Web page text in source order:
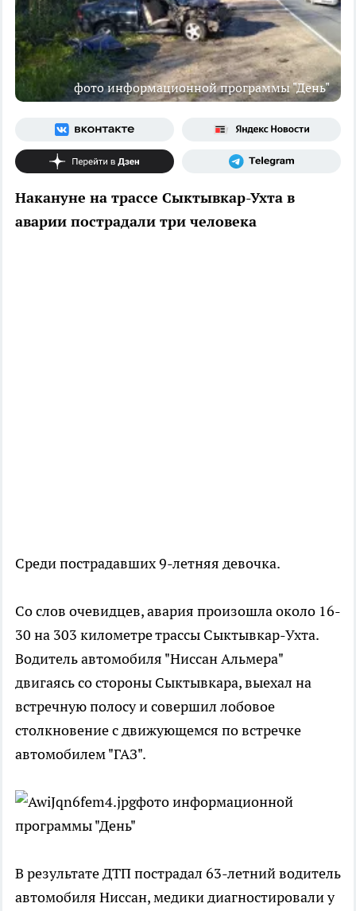
фото информационной программы "День"
Накануне на трассе Сыктывкар-Ухта в
аварии пострадали три человека
Среди пострадавших 9-летняя девочка.
Со слов очевидцев, авария произошла около 16-
30 на 303 километре трассы Сыктывкар-Ухта.
Водитель автомобиля "Ниссан Альмера"
двигаясь со стороны Сыктывкара, выехал на
встречную полосу и совершил лобовое
столкновение с движующемся по встречке
автомобилем "ГАЗ".
фото информационной
программы "День"
В результате ДТП пострадал 63-летний водитель
автомобиля Ниссан, медики диагностировали у